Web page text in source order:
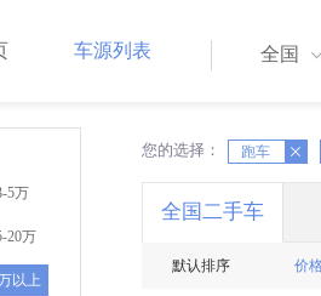
车源列表 全国
5万
20万
以上
您的选择： 跑车
X X
全国二手车
默认排序 价